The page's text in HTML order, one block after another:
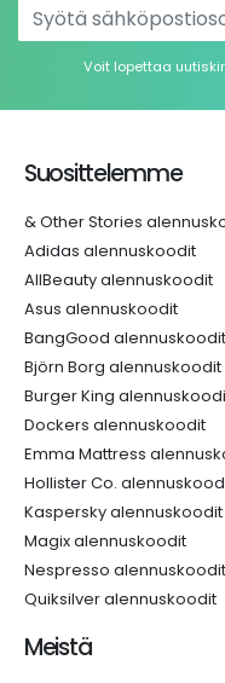
Voit lopettaa
Suosittelemme
& Other Stories
Adidas alennuskoodit
AllBeauty alennuskoodit
Asus alennuskoodit
BangGood alennuskoodit
Björn Borg alennuskoodit
Burger King
Dockers alennuskoodit
Emma Mattress
Hollister Co.
Kaspersky alennuskoodit
Magix alennuskoodit
Nespresso alennuskoodit
Quiksilver alennuskoodit
Meistä